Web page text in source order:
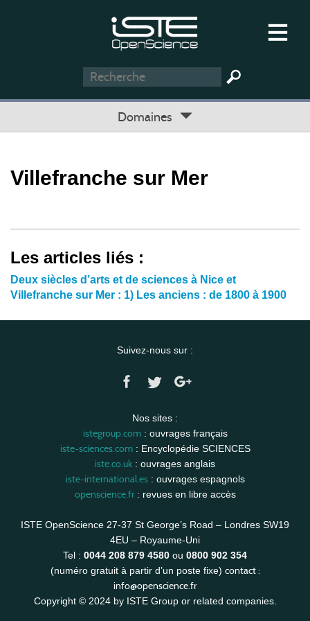
Domaines
Villefranche sur Mer
Les articles liés :
Deux siècles d’arts et de sciences à Nice et
Villefranche sur Mer : 1) Les anciens : de 1800 à 1900
Suivez-nous sur :
Nos sites :
istegroup.com: ouvrages français
iste-sciences.com: Encyclopédie SCIENCES
iste.co.uk : ouvrages anglais
iste-international.es: ouvrages espagnols
openscience.fr: revues en libre accès
ISTE OpenScience 27-37 St George’s Road – Londres SW19
4EU – Royaume-Uni
Tel : 0044 208 879 4580 ou 0800 902 354
(numéro gratuit à partir d’un poste fixe) contact :
info@openscience.fr
Copyright © 2024 by ISTE Group or related companies.